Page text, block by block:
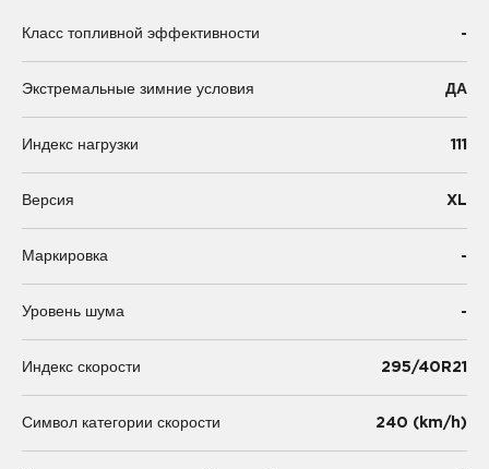
Класс топливной эффективности -
Экстремальные зимние условия ДА
Индекс нагрузки 111
Версия XL
Маркировка -
Уровень шума -
Индекс скорости 295/40R21
Символ категории скорости 240 (km/h)